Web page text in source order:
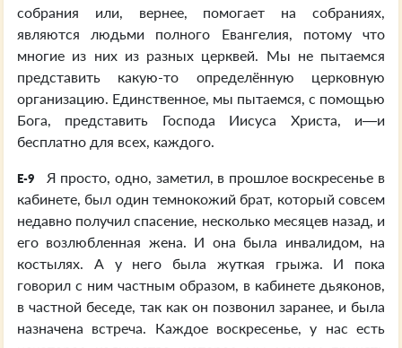
собрания или, вернее, помогает на собраниях,
являются людьми полного Евангелия, потому что
многие из них из разных церквей. Мы не пытаемся
представить какую-то определённую церковную
организацию. Единственное, мы пытаемся, с помощью
Бога, представить Господа Иисуса Христа, и—и
бесплатно для всех, каждого.
E-9
Я просто, одно, заметил, в прошлое воскресенье в
кабинете, был один темнокожий брат, который совсем
недавно получил спасение, несколько месяцев назад, и
его возлюбленная жена. И она была инвалидом, на
костылях. А у него была жуткая грыжа. И пока
говорил с ним частным образом, в кабинете дьяконов,
в частной беседе, так как он позвонил заранее, и была
назначена встреча. Каждое воскресенье, у нас есть